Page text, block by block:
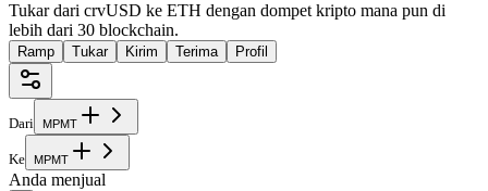
Tukar dari crvUSD ke ETH dengan dompet kripto mana pun di
lebih dari 30 blockchain.
Ramp Tukar Kirim Terima Profil
Dari MPMT
Ke MPMT
Anda menjual